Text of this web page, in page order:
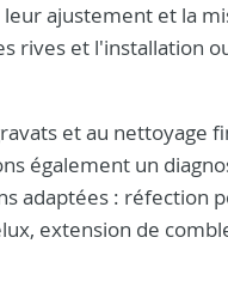
ajustement et la
rives et l'installation
et au nettoyage
également un
adaptées : réfection
extension de